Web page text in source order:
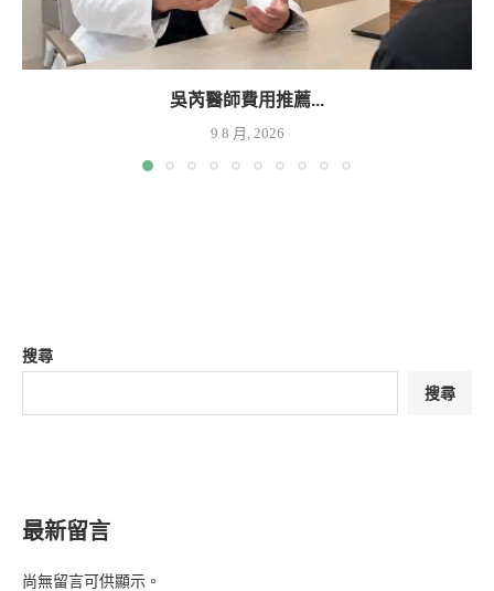
吳芮醫師費用推薦...
9 8 月, 2026
搜尋
搜尋
最新留言
尚無留言可供顯示。